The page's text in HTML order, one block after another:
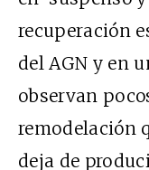
recuperación
del AGN y en
observan
remodelación
deja de